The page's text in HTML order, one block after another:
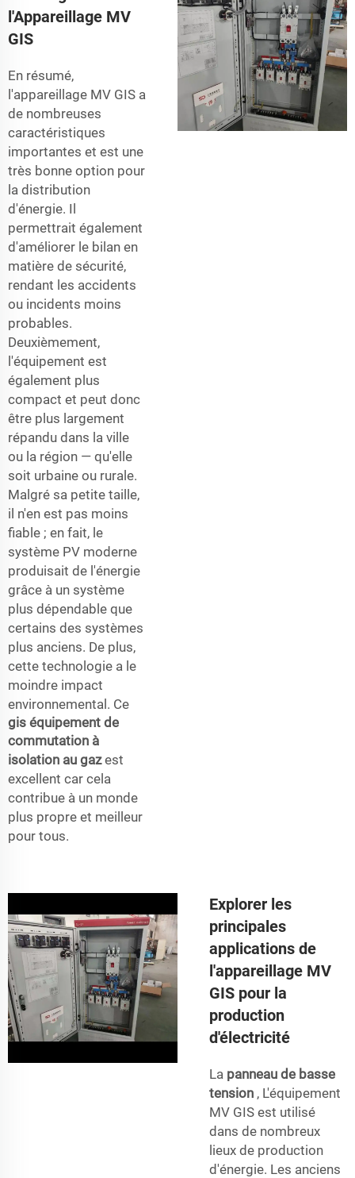
l'Appareillage MV
GIS
En résumé,
l'appareillage MV GIS a
de nombreuses
caractéristiques
importantes et est une
très bonne option pour
la distribution
d'énergie. Il
permettrait également
d'améliorer le bilan en
matière de sécurité,
rendant les accidents
ou incidents moins
probables.
Deuxièmement,
l'équipement est
également plus
compact et peut donc
être plus largement
répandu dans la ville
ou la région — qu'elle
soit urbaine ou rurale.
Malgré sa petite taille,
il n'en est pas moins
fiable ; en fait, le
système PV moderne
produisait de l'énergie
grâce à un système
plus dépendable que
certains des systèmes
plus anciens. De plus,
cette technologie a le
moindre impact
environnemental. Ce
gis équipement de
commutation à
isolation au gazest
excellent car cela
contribue à un monde
plus propre et meilleur
pour tous.
Explorer les
principales
applications de
l'appareillage MV
GIS pour la
production
d'électricité
La panneau de basse
tension , L'équipement
MV GIS est utilisé
dans de nombreux
lieux de production
d'énergie. Les anciens